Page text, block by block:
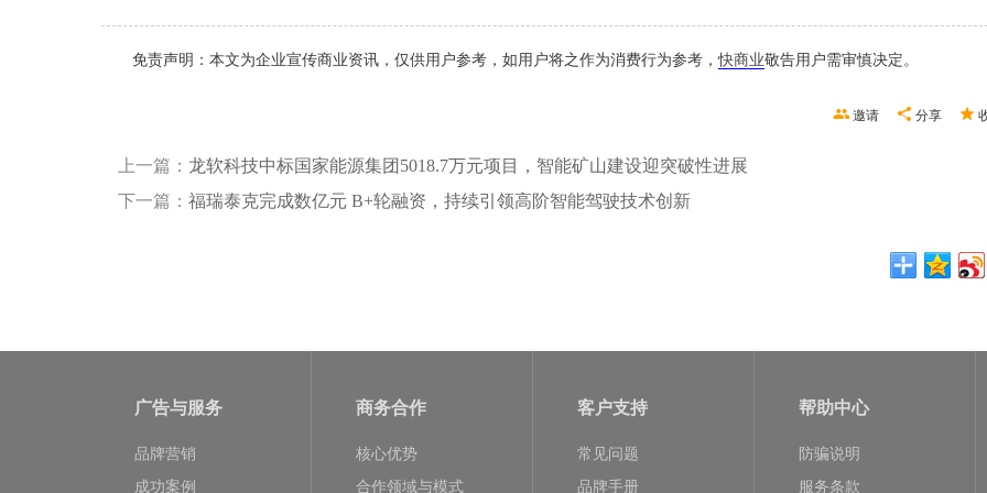
免责声明：本文为企业宣传商业资讯，仅供用户参考，如用户将之作为消费行为参考，快商业敬告用户需审慎决定。
分享
邀请
上一篇： 龙软科技中标国家能源集团5018.7万元项目，智能矿山建设迎突破性进展
下一篇： 福瑞泰克完成数亿元 B+轮融资，持续引领高阶智能驾驶技术创新
广告与服务
品牌营销
成功案例
商务合作
核心优势
合作领域与模式
客户支持
常见问题
品牌手册
帮助中心
防骗说明
服务条款